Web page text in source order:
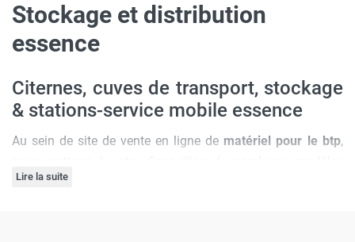
Stockage et distribution
essence
Citernes, cuves de transport, stockage
& stations-service mobile essence
Au sein de site de vente en ligne de matériel pour le btp,
de cuves de transport et stations-service mobiles
Lire la suite